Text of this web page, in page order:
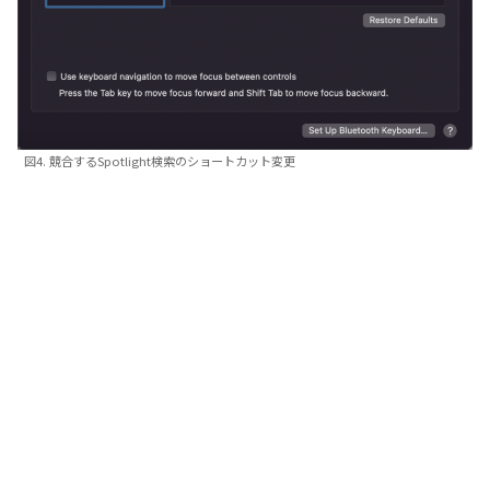
図4. 競合するSpotlight検索のショートカット変更